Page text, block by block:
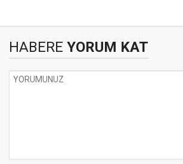
HABERE YORUM KAT